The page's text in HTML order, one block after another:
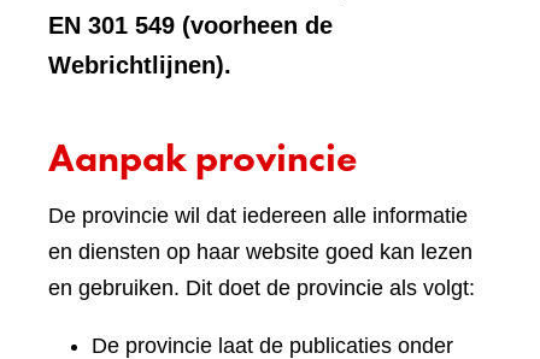
EN 301 549 (voorheen de
Webrichtlijnen).
Aanpak provincie
De provincie wil dat iedereen alle informatie
en diensten op haar website goed kan lezen
en gebruiken. Dit doet de provincie als volgt:
De provincie laat de publicaties onder